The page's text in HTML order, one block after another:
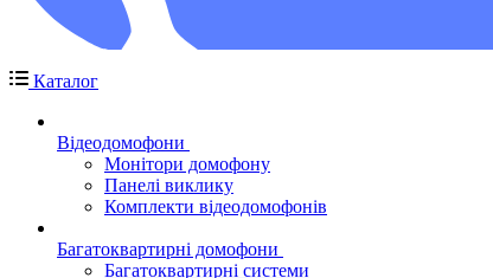
Каталог
Відеодомофони
Монітори домофону
Панелі виклику
Комплекти відеодомофонів
Багатоквартирні домофони
Багатоквартирні системи